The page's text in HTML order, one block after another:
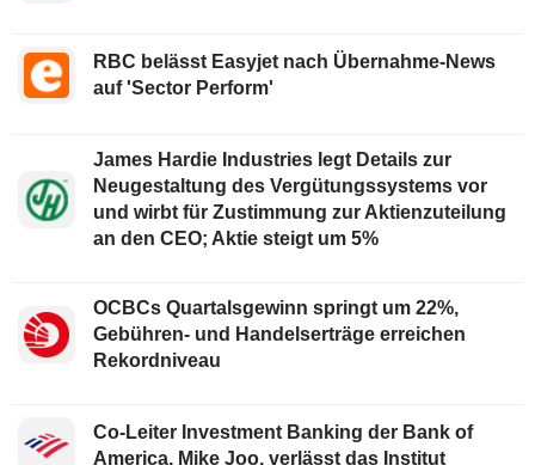
RBC belässt Easyjet nach Übernahme-News
auf 'Sector Perform'
James Hardie Industries legt Details zur
Neugestaltung des Vergütungssystems vor
und wirbt für Zustimmung zur Aktienzuteilung
an den CEO; Aktie steigt um 5%
OCBCs Quartalsgewinn springt um 22%,
Gebühren- und Handelserträge erreichen
Rekordniveau
Co-Leiter Investment Banking der Bank of
America, Mike Joo, verlässt das Institut